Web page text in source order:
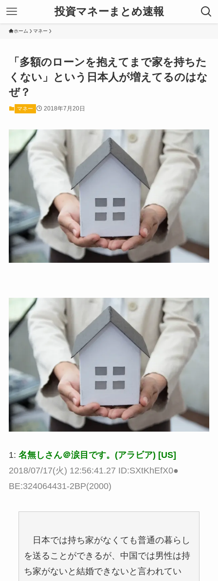
投資マネーまとめ速報
ホーム マネー
「多額のローンを抱えてまで家を持ちた
くない」という日本人が増えてるのはな
ぜ？
マネー 2018年7月20日
1: 名無しさん＠涙目です。(アラビア) [US]
2018/07/17(火) 12:56:41.27 ID:SXtKhEfX0●
BE:324064431-2BP(2000)
日本では持ち家がなくても普通の暮らし
を送ることができるが、中国では男性は持
ち家がないと結婚できないと言われてい